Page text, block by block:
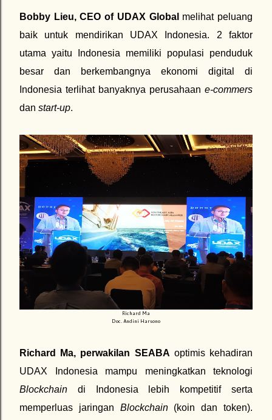
Bobby Lieu, CEO of UDAX Global melihat peluang
baik untuk mendirikan UDAX Indonesia. 2 faktor
utama yaitu Indonesia memiliki populasi penduduk
besar dan berkembangnya ekonomi digital di
Indonesia terlihat banyaknya perusahaan e-commers
dan start-up.
Richard Ma
Doc. Andini Harsono
Richard Ma, perwakilan SEABA optimis kehadiran
UDAX Indonesia mampu meningkatkan teknologi
Blockchain di Indonesia lebih kompetitif serta
memperluas jaringan Blockchain(koin dan token).